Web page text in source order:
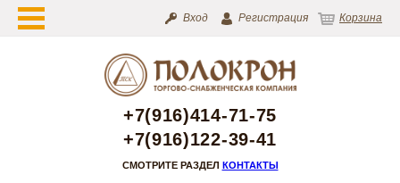
Вход Регистрация Корзина
+7(916)414-71-75
+7(916)122-39-41
СМОТРИТЕ РАЗДЕЛ КОНТАКТЫ